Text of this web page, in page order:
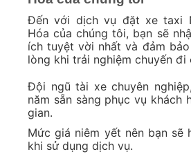
Đến với dịch vụ đặt xe taxi
Hóa của chúng tôi, bạn sẽ
ích tuyệt vời nhất và đảm
lòng khi trải nghiệm chuyến đi
Đội ngũ tài xe chuyên
năm sẵn sàng phục vụ khách
gian.
Mức giá niêm yết nên bạn sẽ
khi sử dụng dịch vụ.